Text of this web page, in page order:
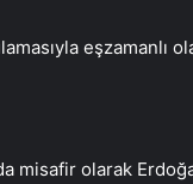
eşzamanlı
misafir olarak